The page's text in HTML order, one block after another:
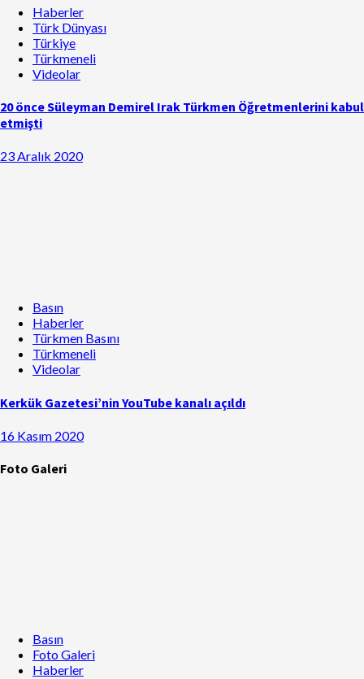
Haberler
Türk Dünyası
Türkiye
Türkmeneli
Videolar
20 önce Süleyman Demirel Irak Türkmen Öğretmenlerini kabul
etmişti
23 Aralık 2020
Basın
Haberler
Türkmen Basını
Türkmeneli
Videolar
Kerkük Gazetesi’nin YouTube kanalı açıldı
16 Kasım 2020
Foto Galeri
Basın
Foto Galeri
Haberler